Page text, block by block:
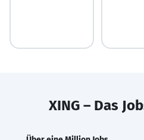
XING – Das